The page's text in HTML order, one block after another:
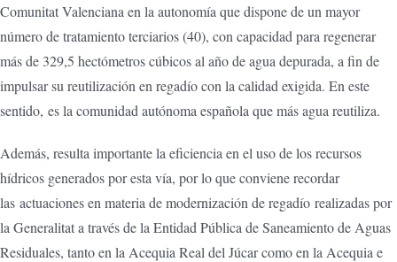
Comunitat Valenciana en la autonomía que dispone de un mayor
número de tratamiento terciarios (40), con capacidad para regenerar
más de 329,5 hectómetros cúbicos al año de agua depurada, a fin de
impulsar su reutilización en regadío con la calidad exigida. En este
sentido, es la comunidad autónoma española que más agua reutiliza.
Además, resulta importante la eficiencia en el uso de los recursos
hídricos generados por esta vía, por lo que conviene recordar
las actuaciones en materia de modernización de regadío realizadas por
la Generalitat a través de la Entidad Pública de Saneamiento de Aguas
Residuales, tanto en la Acequia Real del Júcar como en la Acequia e